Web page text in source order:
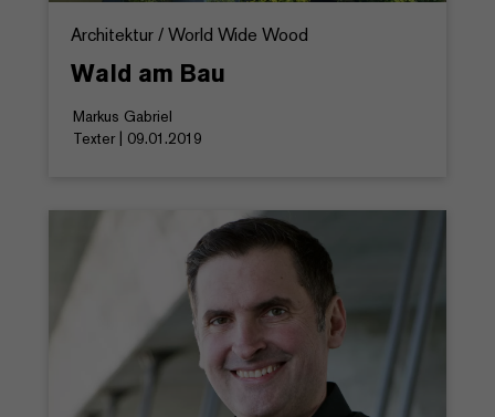
Architektur / World Wide Wood
Wald am Bau
Markus Gabriel
Texter | 09.01.2019